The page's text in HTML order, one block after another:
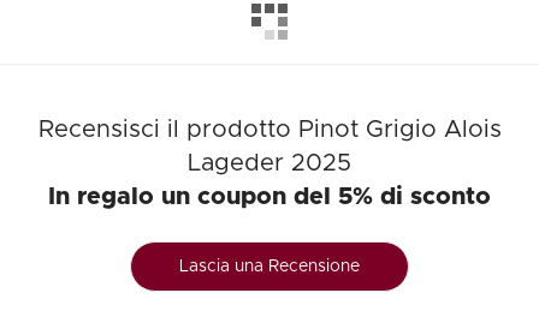
Recensisci il prodotto Pinot Grigio Alois
Lageder 2025
In regalo un coupon del 5% di sconto
Lascia una Recensione